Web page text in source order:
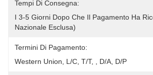
Tempi Di Consegna:
I 3-5 Giorni Dopo Che Il Pagamento Ha
Nazionale Esclusa)
Termini Di Pagamento:
Western Union, L/C, T/T, , D/A, D/P